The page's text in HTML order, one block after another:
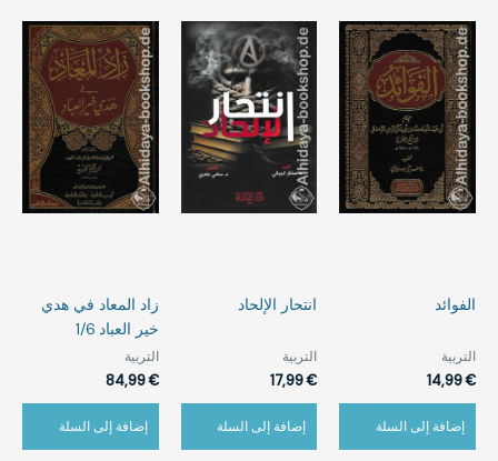
‏الفوائد
التربية
14,99€
إضافة إلى السلة
‏انتحار الإلحاد
التربية
17,99€
إضافة إلى السلة
زاد المعاد في هدي
خير العباد 1/6
التربية
84,99€
إضافة إلى السلة